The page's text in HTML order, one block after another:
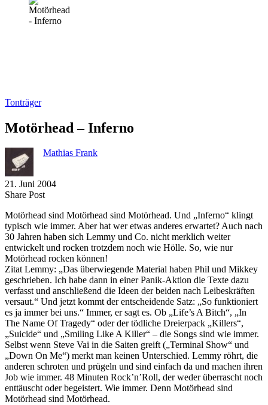
Tonträger
Motörhead – Inferno
Mathias Frank
21. Juni 2004
Share PostShare
Facebook
Copy
to
clipboard
Send
via
eMail
Motörhead sind Motörhead sind Motörhead. Und „Inferno“ klingt
typisch wie immer. Aber hat wer etwas anderes erwartet? Auch nach
30 Jahren haben sich Lemmy und Co. nicht merklich weiter
entwickelt und rocken trotzdem noch wie Hölle. So, wie nur
Motörhead rocken können!
Zitat Lemmy: „Das überwiegende Material haben Phil und Mikkey
geschrieben. Ich habe dann in einer Panik-Aktion die Texte dazu
verfasst und anschließend die Ideen der beiden nach Leibeskräften
versaut.“ Und jetzt kommt der entscheidende Satz: „So funktioniert
es ja immer bei uns.“ Immer, er sagt es. Ob „Life’s A Bitch“, „In
The Name Of Tragedy“ oder der tödliche Dreierpack „Killers“,
„Suicide“ und „Smiling Like A Killer“ – die Songs sind wie immer.
Selbst wenn Steve Vai in die Saiten greift („Terminal Show“ und
„Down On Me“) merkt man keinen Unterschied. Lemmy röhrt, die
anderen schroten und prügeln und sind einfach da und machen ihren
Job wie immer. 48 Minuten Rock’n’Roll, der weder überrascht noch
enttäuscht oder begeistert. Wie immer. Denn Motörhead sind
Motörhead sind Motörhead.